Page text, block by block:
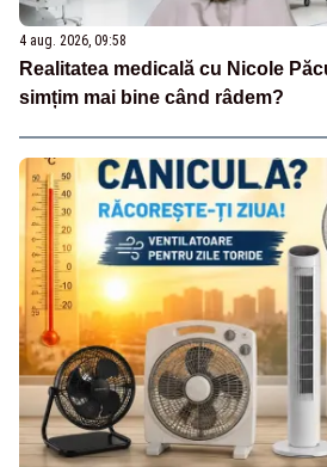
4 aug. 2026, 09:58
Realitatea medicală cu Nicole
simțim mai bine când râdem?